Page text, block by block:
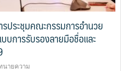
ประชุมคณะกรรมการอำนวย
บการรับรองลายมือชื่อและ
นายความ